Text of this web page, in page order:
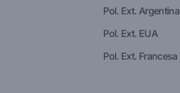
Pol. Ext. Argentina
Pol. Ext. EUA
Pol. Ext. Francesa